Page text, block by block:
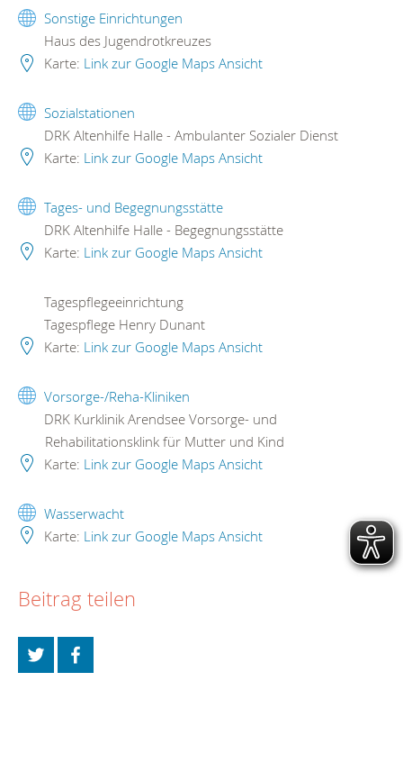
Sonstige Einrichtungen
Haus des Jugendrotkreuzes
Karte: Link zur Google Maps Ansicht
Sozialstationen
DRK Altenhilfe Halle - Ambulanter Sozialer Dienst
Karte: Link zur Google Maps Ansicht
Tages- und Begegnungsstätte
DRK Altenhilfe Halle - Begegnungsstätte
Karte: Link zur Google Maps Ansicht
Tagespflegeeinrichtung
Tagespflege Henry Dunant
Karte: Link zur Google Maps Ansicht
Vorsorge-/Reha-Kliniken
DRK Kurklinik Arendsee Vorsorge- und
Rehabilitationsklink für Mutter und Kind
Karte: Link zur Google Maps Ansicht
Wasserwacht
Karte: Link zur Google Maps Ansicht
Beitrag teilen